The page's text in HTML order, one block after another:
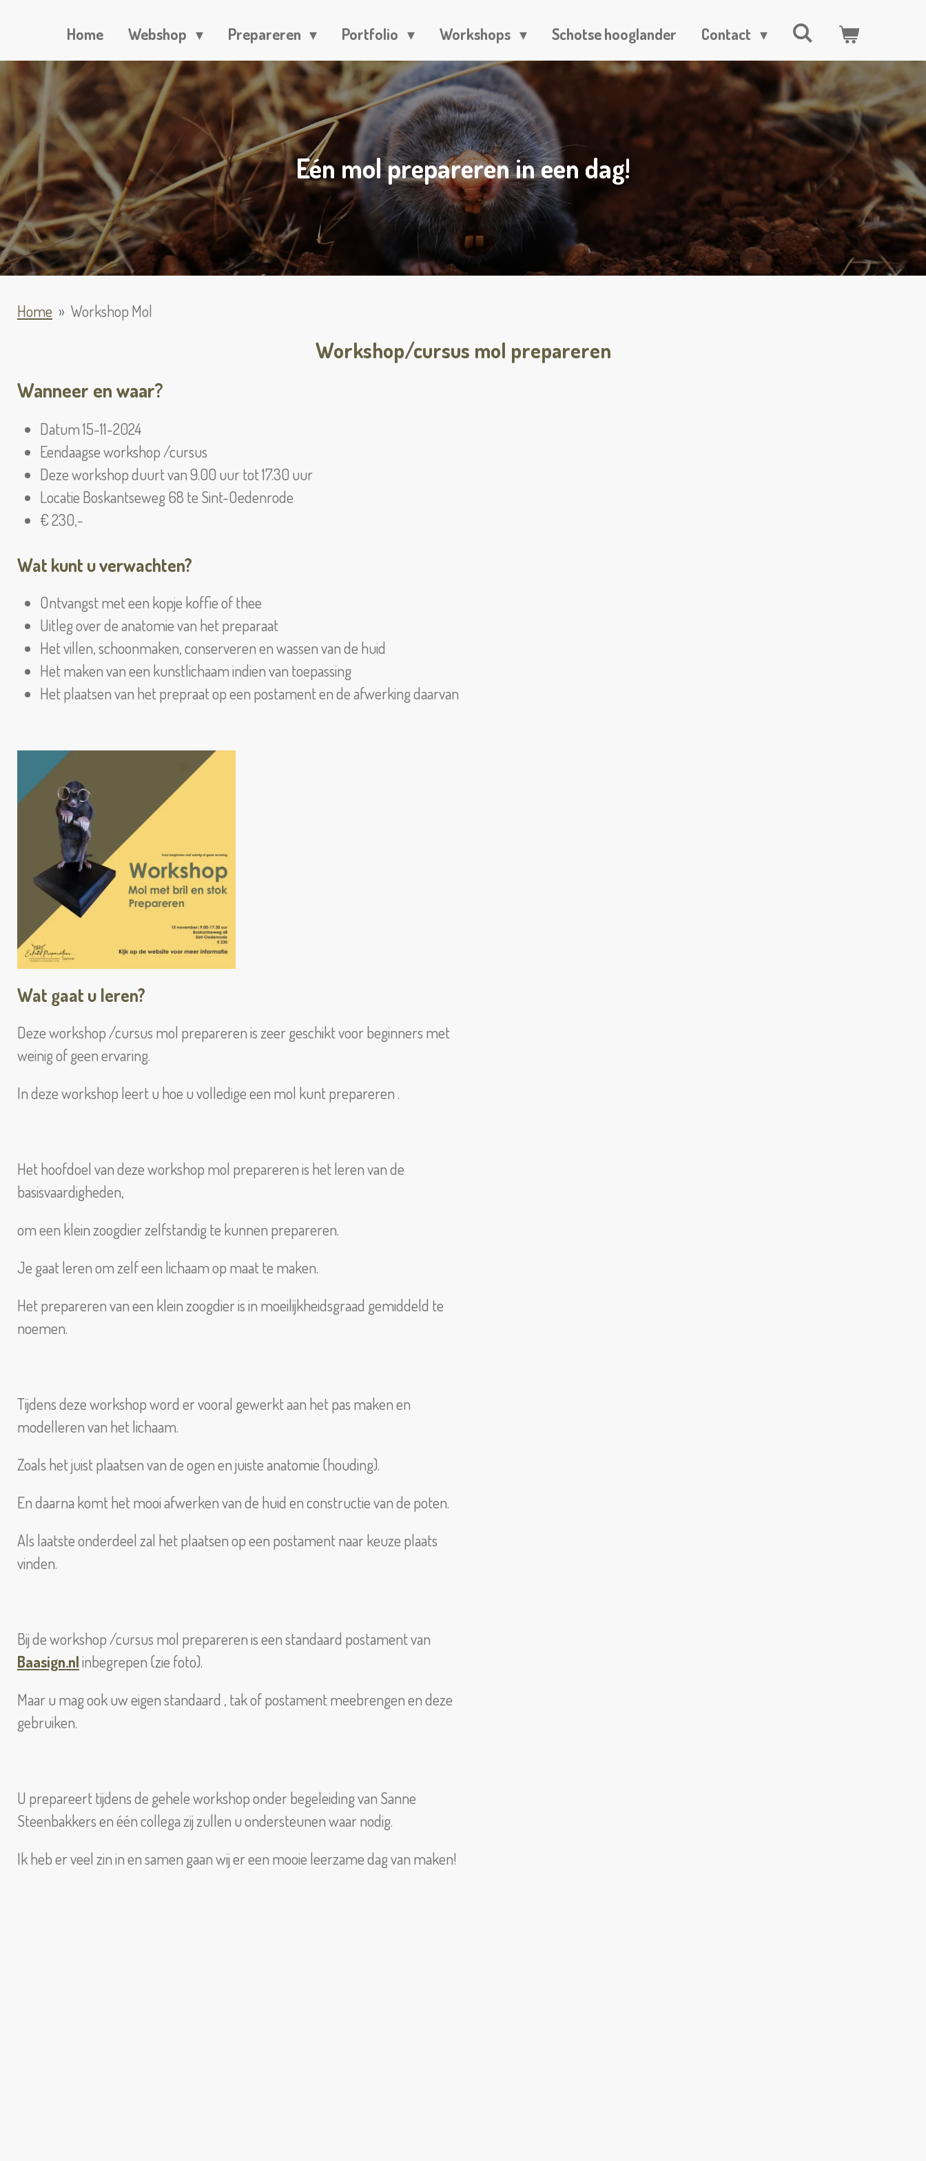
Home Webshop Prepareren Portfolio Workshops Schotse hooglander Contact
Eén mol prepareren in een dag!
Home » Workshop Mol
Workshop/cursus mol prepareren
Wanneer en waar?
Datum 15-11-2024
Eendaagse workshop /cursus
Deze workshop duurt van 9.00 uur tot 17.30 uur
Locatie Boskantseweg 68 te Sint-Oedenrode
€ 230,-
Wat kunt u verwachten?
Ontvangst met een kopje koffie of thee
Uitleg over de anatomie van het preparaat
Het villen, schoonmaken, conserveren en wassen van de huid
Het maken van een kunstlichaam indien van toepassing
Het plaatsen van het prepraat op een postament en de afwerking daarvan
Wat gaat u leren?
Deze workshop /cursus mol prepareren is zeer geschikt voor beginners met
weinig of geen ervaring.
In deze workshop leert u hoe u volledige een mol kunt prepareren .
Het hoofdoel van deze workshop mol prepareren is het leren van de
basisvaardigheden,
om een klein zoogdier zelfstandig te kunnen prepareren.
Je gaat leren om zelf een lichaam op maat te maken.
Het prepareren van een klein zoogdier is in moeilijkheidsgraad gemiddeld te
noemen.
Tijdens deze workshop word er vooral gewerkt aan het pas maken en
modelleren van het lichaam.
Zoals het juist plaatsen van de ogen en juiste anatomie (houding).
En daarna komt het mooi afwerken van de huid en constructie van de poten.
Als laatste onderdeel zal het plaatsen op een postament naar keuze plaats
vinden.
Bij de workshop /cursus mol prepareren is een standaard postament van
Baasign.nlinbegrepen (zie foto).
Maar u mag ook uw eigen standaard , tak of postament meebrengen en deze
gebruiken.
U prepareert tijdens de gehele workshop onder begeleiding van Sanne
Steenbakkers en één collega zij zullen u ondersteunen waar nodig.
Ik heb er veel zin in en samen gaan wij er een mooie leerzame dag van maken!